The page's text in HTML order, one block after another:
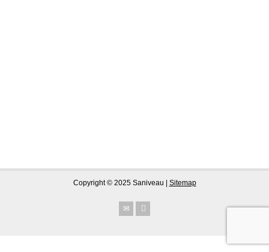
Copyright © 2025 Saniveau | Sitemap